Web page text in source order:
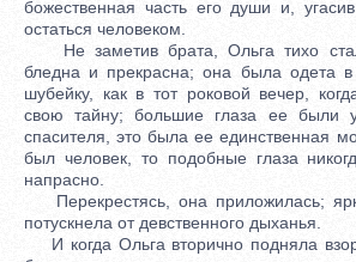
божественная часть его души и,
остаться человеком.
Не заметив брата, Ольга тихо
бледна и прекрасна; она была одета
шубейку, как в тот роковой вечер,
свою тайну; большие глаза ее были
спасителя, это была ее единственная
был человек, то подобные глаза
напрасно.
Перекрестясь, она приложилась;
потускнела от девственного дыханья.
И когда Ольга вторично подняла